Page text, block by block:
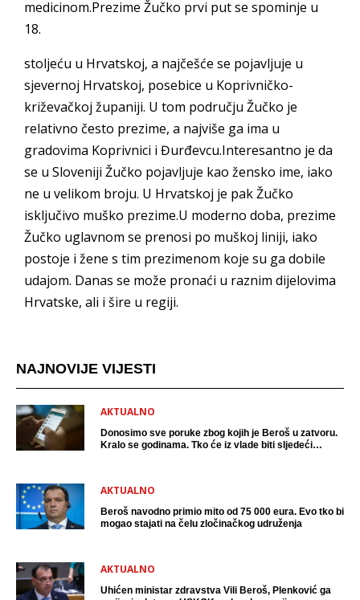
medicinom.Prezime Žučko prvi put se spominje u
18.
stoljeću u Hrvatskoj, a najčešće se pojavljuje u
sjevernoj Hrvatskoj, posebice u Koprivničko-
križevačkoj županiji. U tom području Žučko je
relativno često prezime, a najviše ga ima u
gradovima Koprivnici i Đurđevcu.Interesantno je da
se u Sloveniji Žučko pojavljuje kao žensko ime, iako
ne u velikom broju. U Hrvatskoj je pak Žučko
isključivo muško prezime.U moderno doba, prezime
Žučko uglavnom se prenosi po muškoj liniji, iako
postoje i žene s tim prezimenom koje su ga dobile
udajom. Danas se može pronaći u raznim dijelovima
Hrvatske, ali i šire u regiji.
NAJNOVIJE VIJESTI
AKTUALNO
Donosimo sve poruke zbog kojih je Beroš u zatvoru.
Kralo se godinama. Tko će iz vlade biti sljedeći
AKTUALNO
Beroš navodno primio mito od 75 000 eura. Evo tko bi
mogao stajati na čelu zločinačkog udruženja
AKTUALNO
Uhićen ministar zdravstva Vili Beroš, Plenković ga